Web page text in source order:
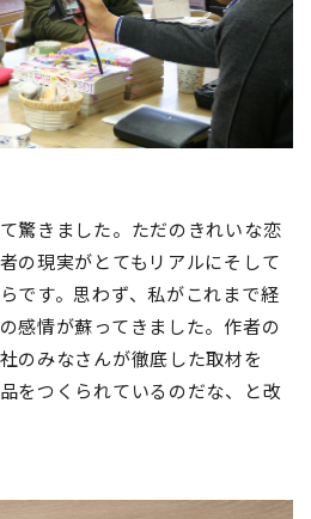
驚きました。ただのきれいな恋
の現実がとてもリアルにそして
です。思わず、私がこれまで経
感情が蘇ってきました。作者の
のみなさんが徹底した取材を
をつくられているのだな、と改